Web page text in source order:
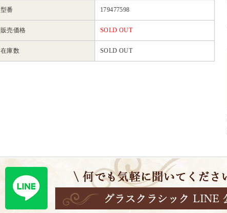
型番 179477598
販売価格 SOLD OUT
在庫数 SOLD OUT